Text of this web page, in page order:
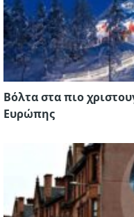
Βόλτα στα πιο
Ευρώπης